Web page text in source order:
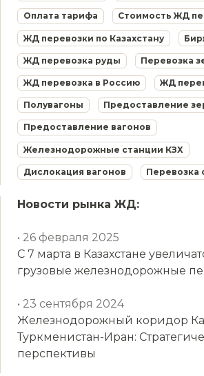
Оплата тарифа Стоимость ЖД
ЖД перевозки по Казахстану
ЖД перевозка руды Перевозка
ЖД перевозка в Россию ЖД
Полувагоны Предоставление
Предоставление вагонов
Железнодорожные станции КЗХ
Дислокация вагонов Перевозка
Новости рынка ЖД:
• 26 февраля 2025
С 7 марта в Казахстане
грузовые железнодорожные
• 23 сентября 2024
Железнодорожный коридор
Туркменистан-Иран:
перспективы